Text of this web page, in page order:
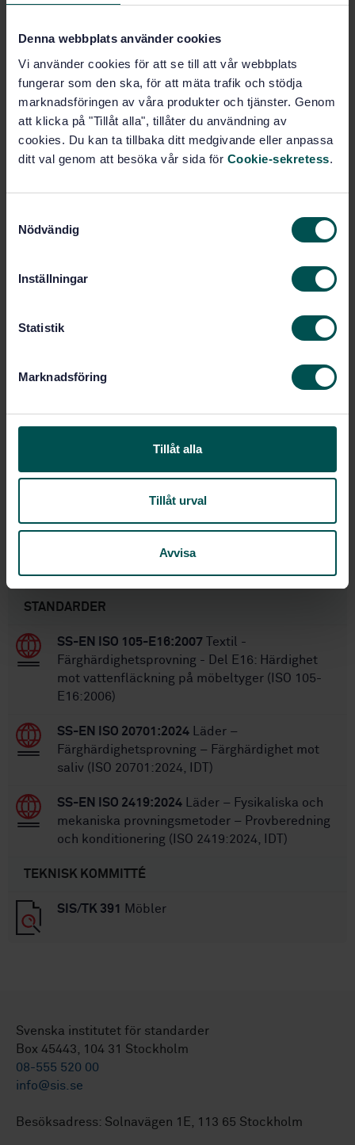
Denna webbplats använder cookies
Vi använder cookies för att se till att vår webbplats
fungerar som den ska, för att mäta trafik och stödja
marknadsföringen av våra produkter och tjänster. Genom
att klicka på "Tillåt alla", tillåter du användning av
cookies. Du kan ta tillbaka ditt medgivande eller anpassa
ditt val genom att besöka vår sida för Cookie-sekretess.
Nödvändig
Inställningar
Statistik
Marknadsföring
Tillåt alla
Tillåt urval
Avvisa
låsmekanismer
Prenumerera på standarden - Läs mer
Pris:1 097 SEK
Fler alternativ
Språk:
391/AG 04
Hardware for furniture -
mechanisms
STD-81069
Utgåva:1
2011-08-22
Antal sidor:
Inom samma område
STANDARDER
SS-EN ISO 105-E16:2007 Textil -
Färghärdighetsprovning - Del E16: Härdighet
mot vattenfläckning på möbeltyger (ISO 105-
E16:2006)
SS-EN ISO 20701:2024 Läder –
Färghärdighetsprovning – Färghärdighet mot
saliv (ISO 20701:2024, IDT)
SS-EN ISO 2419:2024 Läder – Fysikaliska och
mekaniska provningsmetoder – Provberedning
och konditionering (ISO 2419:2024, IDT)
TEKNISK KOMMITTÉ
SIS/TK 391 Möbler
Svenska institutet för standarder
Box 45443, 104 31 Stockholm
08-555 520 00
info@sis.se
Besöksadress: Solnavägen 1E, 113 65 Stockholm